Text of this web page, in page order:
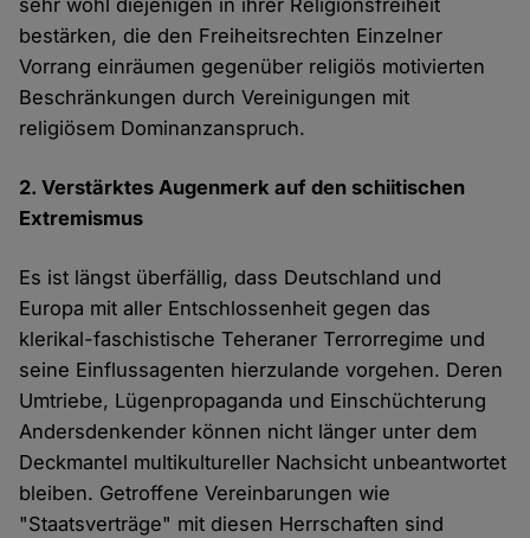
sehr wohl diejenigen in ihrer Religionsfreiheit
bestärken, die den Freiheitsrechten Einzelner
Vorrang einräumen gegenüber religiös motivierten
Beschränkungen durch Vereinigungen mit
religiösem Dominanzanspruch.
2. Verstärktes Augenmerk auf den schiitischen
Extremismus
Es ist längst überfällig, dass Deutschland und
Europa mit aller Entschlossenheit gegen das
klerikal-faschistische Teheraner Terrorregime und
seine Einflussagenten hierzulande vorgehen. Deren
Umtriebe, Lügenpropaganda und Einschüchterung
Andersdenkender können nicht länger unter dem
Deckmantel multikultureller Nachsicht unbeantwortet
bleiben. Getroffene Vereinbarungen wie
"Staatsverträge" mit diesen Herrschaften sind